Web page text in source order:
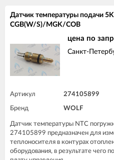
Датчик температуры подачи
CGB(W/S)/MGK/COB
цена по
Санкт-
Артикул 274105899
Бренд WOLF
Датчик температуры NTC
274105899 предназначен для
теплоносителя в контурах
оборудования, в результате чего